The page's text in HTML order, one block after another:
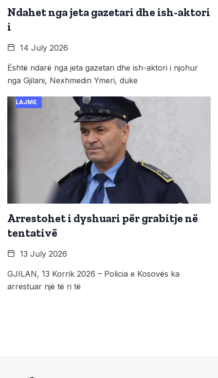
Ndahet nga jeta gazetari dhe ish-aktori
i
14 July 2026
Është ndarë nga jeta gazetari dhe ish-aktori i njohur
nga Gjilani, Nexhmedin Ymeri, duke
LAJME
Arrestohet i dyshuari për grabitje në
tentativë
13 July 2026
GJILAN, 13 Korrik 2026 – Policia e Kosovës ka
arrestuar një të ri të